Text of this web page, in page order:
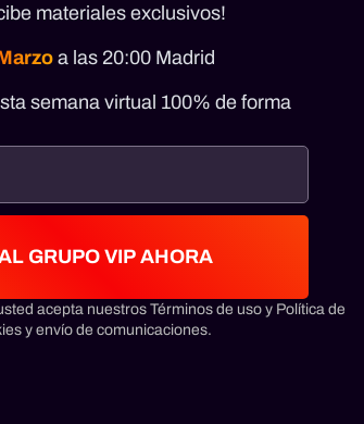
materiales exclusivos!
a las 20:00 Madrid
semana virtual 100% de forma
GRUPO VIP AHORA
acepta nuestros Términos de uso y Política de
y envío de comunicaciones.